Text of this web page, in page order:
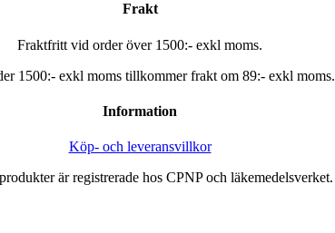
Frakt
Fraktfritt vid order över 1500:- exkl moms.
1500:- exkl moms tillkommerfrakt om 89:- exkl moms.
Information
Köp- och leveransvillkor
är registrerade hos CPNP och läkemedelsverket.